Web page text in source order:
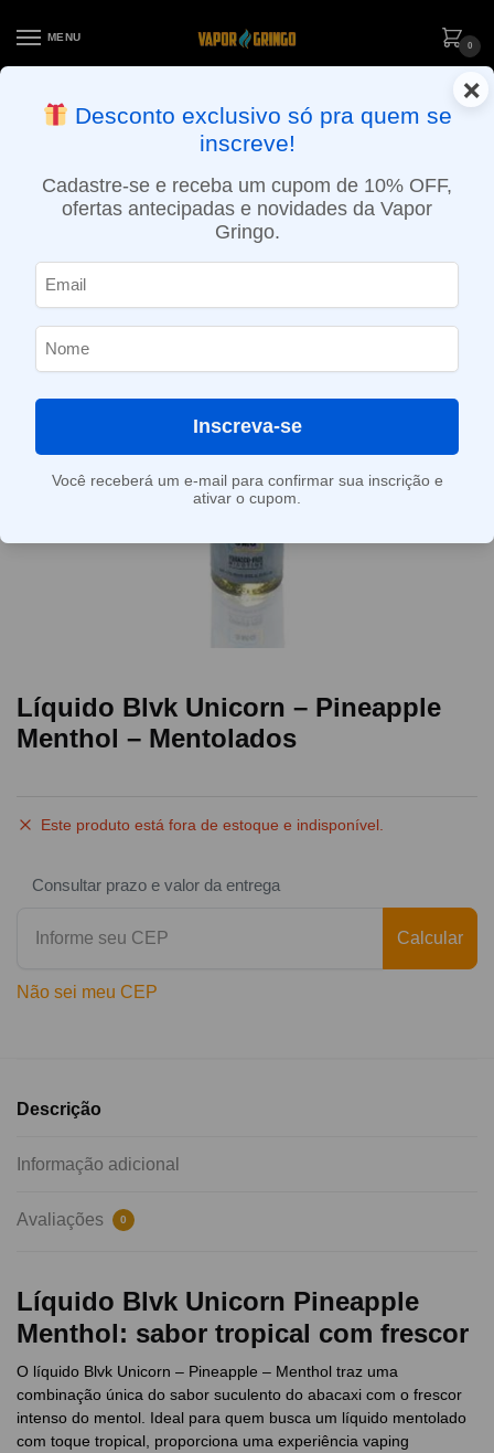
MENU
0
ENTREGA NO MESMO DIA EM SÃO PAULO (SEG A SEX): PEDIDOS
APROVADOS ATÉ 15:30 VIA MOTOBOY
Líquido Blvk Unicorn – Pineapple
Menthol – Mentolados
Este produto está fora de estoque e indisponível.
Consultar prazo e valor da entrega
Calcular
Não sei meu CEP
Descrição
Informação adicional
Avaliações 0
Líquido Blvk Unicorn Pineapple
Menthol: sabor tropical com frescor
O líquido Blvk Unicorn – Pineapple – Menthol traz uma
combinação única do sabor suculento do abacaxi com o frescor
intenso do mentol. Ideal para quem busca um líquido mentolado
com toque tropical, proporciona uma experiência vaping
×
Desconto exclusivo só pra quem se
inscreve!
Cadastre-se e receba um cupom de 10% OFF,
ofertas antecipadas e novidades da Vapor
Gringo.
Inscreva-se
Você receberá um e-mail para confirmar sua inscrição e
ativar o cupom.